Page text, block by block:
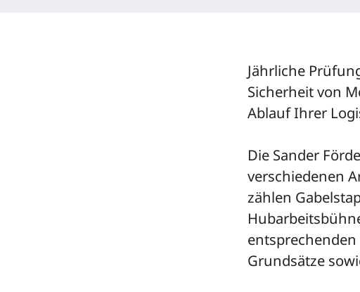
Jährliche
Sicherheit von
Ablauf Ihrer
Die Sander
verschiedenen
zählen
Grundsätze